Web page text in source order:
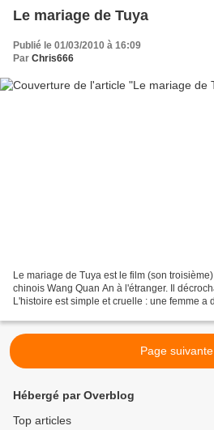
Le mariage de Tuya
Publié le 01/03/2010 à 16:09
Par Chris666
Le mariage de Tuya est le film (son
chinois Wang Quan An à l'étranger. Il
L'histoire est simple et cruelle : une femme a
Page
Hébergé par Overblog
Top articles